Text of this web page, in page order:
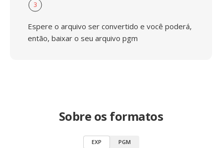
3
Espere o arquivo ser convertido e você poderá,
então, baixar o seu arquivo pgm
Sobre os formatos
EXP PGM